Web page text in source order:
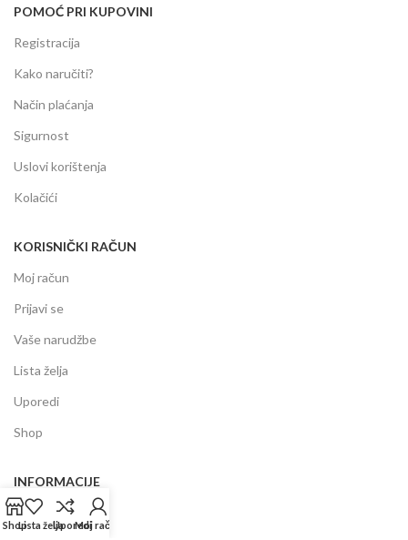
POMOĆ PRI KUPOVINI
Registracija
Kako naručiti?
Način plaćanja
Sigurnost
Uslovi korištenja
Kolačići
KORISNIČKI RAČUN
Moj račun
Prijavi se
Vaše narudžbe
Lista želja
Uporedi
Shop
INFORMACIJE
Prodajni centar
ShopLista željaUporediMoj račun